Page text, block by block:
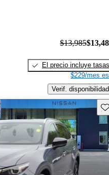
$13,985
El precio incluye tasas
$229/mes
Verif. disponibilidad